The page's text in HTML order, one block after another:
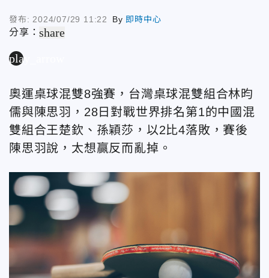
發布: 2024/07/29 11:22 By 即時中心
分享：share
play_arrow
奧運桌球混雙8強賽，台灣桌球混雙組合林昀
儒與陳思羽，28日對戰世界排名第1的中國混
雙組合王楚欽、孫穎莎，以2比4落敗，賽後
陳思羽說，太想贏反而亂掉。